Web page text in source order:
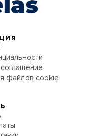
файлов cookie